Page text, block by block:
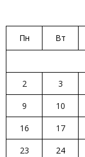
Пн Вт
2
3
9
10
16
17
23
24